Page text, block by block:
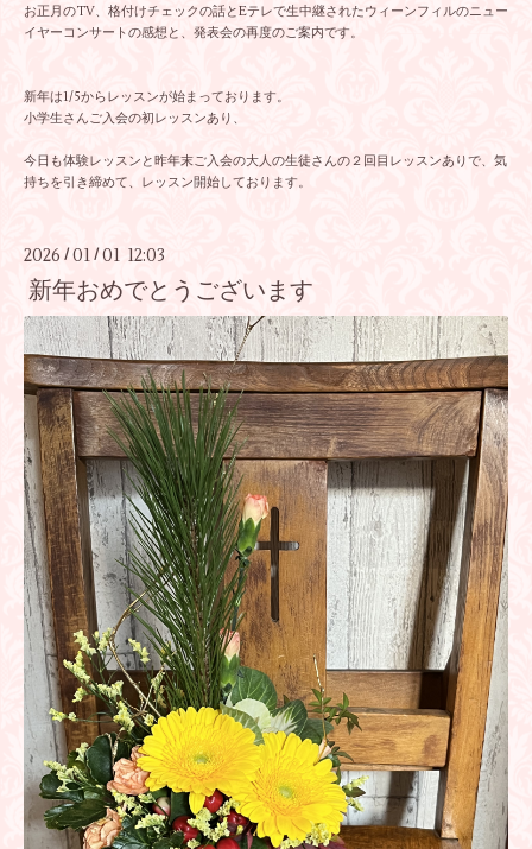
お正月のTV、格付けチェックの話とEテレで生中継されたウィーンフィルのニュー
イヤーコンサートの感想と、発表会の再度のご案内です。
新年は1/5からレッスンが始まっております。
小学生さんご入会の初レッスンあり、
今日も体験レッスンと昨年末ご入会の大人の生徒さんの２回目レッスンありで、気
持ちを引き締めて、レッスン開始しております。
2026 / 01 / 01 12:03
新年おめでとうございます